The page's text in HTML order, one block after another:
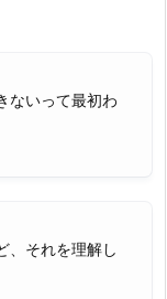
ないって最初わ
、それを理解し